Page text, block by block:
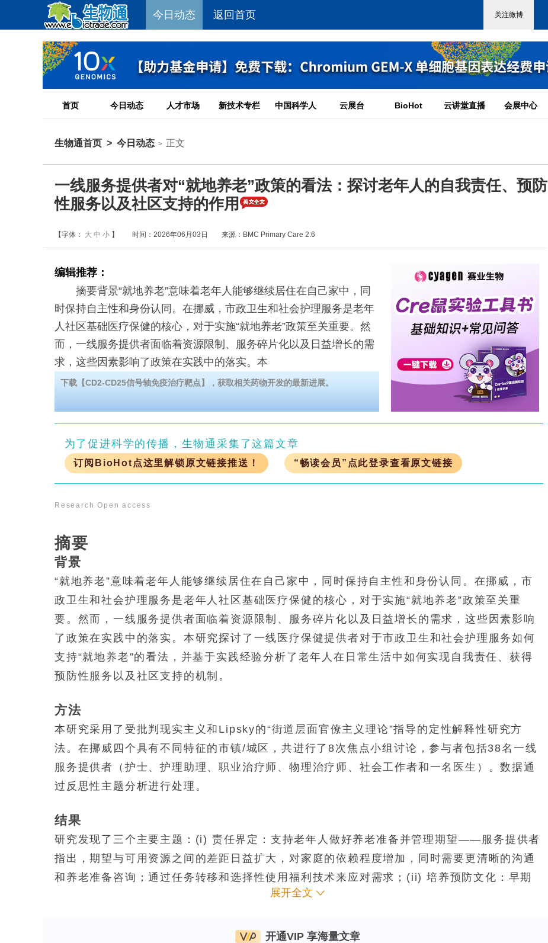
今日动态 返回首页
首页 今日动态 人才市场 新技术专栏 中国科学人 云展台 BioHot 云讲堂直播 会展中心
生物通首页 > 今日动态 > 正文
一线服务提供者对“就地养老”政策的看法：探讨老年人的自我责任、预防
性服务以及社区支持的作用
【字体： 大 中 小 】 时间：2026年06月03日 来源：BMC Primary Care 2.6
编辑推荐：
摘要背景“就地养老”意味着老年人能够继续居住在自己家中，同
时保持自主性和身份认同。在挪威，市政卫生和社会护理服务是老年
人社区基础医疗保健的核心，对于实施“就地养老”政策至关重要。然
而，一线服务提供者面临着资源限制、服务碎片化以及日益增长的需
求，这些因素影响了政策在实践中的落实。本
下载【CD2-CD25信号轴免疫治疗靶点】，获取相关药物开发的最新进展。
为了促进科学的传播，生物通采集了这篇文章
订阅BioHot点这里解锁原文链接推送！ “畅读会员”点此登录查看原文链接
Research Open access
摘要
背景
“就地养老”意味着老年人能够继续居住在自己家中，同时保持自主性和身份认同。在挪威，市
政卫生和社会护理服务是老年人社区基础医疗保健的核心，对于实施“就地养老”政策至关重
要。然而，一线服务提供者面临着资源限制、服务碎片化以及日益增长的需求，这些因素影响
了政策在实践中的落实。本研究探讨了一线医疗保健提供者对于市政卫生和社会护理服务如何
支持“就地养老”的看法，并基于实践经验分析了老年人在日常生活中如何实现自我责任、获得
预防性服务以及社区支持的机制。
方法
本研究采用了受批判现实主义和Lipsky的“街道层面官僚主义理论”指导的定性解释性研究方
法。在挪威四个具有不同特征的市镇/城区，共进行了8次焦点小组讨论，参与者包括38名一线
服务提供者（护士、护理助理、职业治疗师、物理治疗师、社会工作者和一名医生）。数据通
过反思性主题分析进行处理。
结果
研究发现了三个主要主题：(i) 责任界定：支持老年人做好养老准备并管理期望——服务提供者
指出，期望与可用资源之间的差距日益扩大，对家庭的依赖程度增加，同时需要更清晰的沟通
和养老准备咨询；通过任务转移和选择性使用福利技术来应对需求；(ii) 培养预防文化：早期
发现、独立性和康复——尽管政策强调预防，但实际操作中仍以应对为主，用于干预、防跌倒
调了可及住房、家庭改造、交通便利性以及社会活动和志愿者协调的重要性，以减少老年人的
展开全文
开通VIP 享海量文章